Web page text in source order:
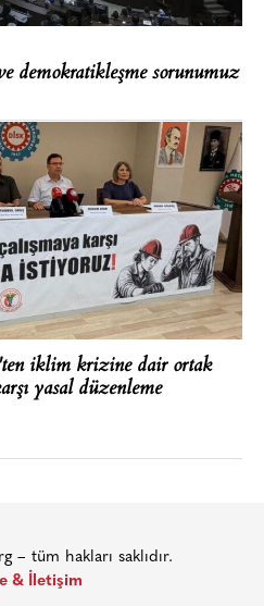
demokratikleşme sorunumuz
iklim krizine dair ortak
yasal düzenleme
– tüm hakları saklıdır.
& İletişim